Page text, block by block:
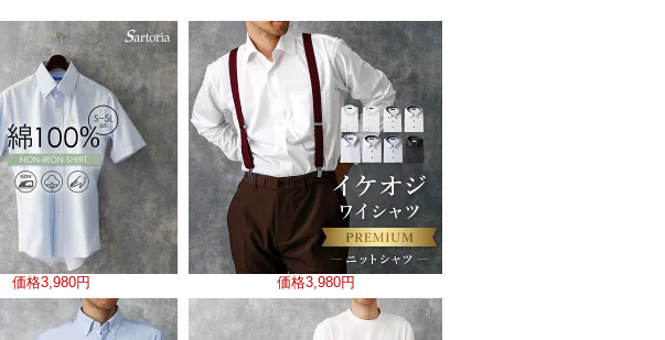
価格3,980円 価格3,980円